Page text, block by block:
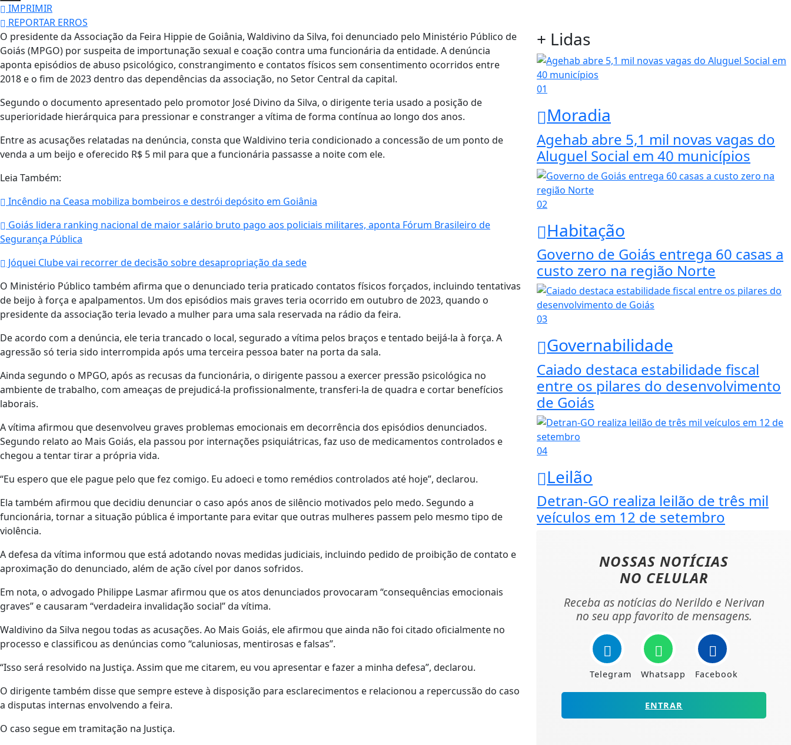
IMPRIMIR
REPORTAR ERROS
O presidente da Associação da Feira Hippie de Goiânia, Waldivino da Silva, foi denunciado pelo Ministério Público de
Goiás (MPGO) por suspeita de importunação sexual e coação contra uma funcionária da entidade. A denúncia
aponta episódios de abuso psicológico, constrangimento e contatos físicos sem consentimento ocorridos entre
2018 e o fim de 2023 dentro das dependências da associação, no Setor Central da capital.
Segundo o documento apresentado pelo promotor José Divino da Silva, o dirigente teria usado a posição de
superioridade hierárquica para pressionar e constranger a vítima de forma contínua ao longo dos anos.
Entre as acusações relatadas na denúncia, consta que Waldivino teria condicionado a concessão de um ponto de
venda a um beijo e oferecido R$ 5 mil para que a funcionária passasse a noite com ele.
Leia Também:
Incêndio na Ceasa mobiliza bombeiros e destrói depósito em Goiânia
Goiás lidera ranking nacional de maior salário bruto pago aos policiais militares, aponta Fórum Brasileiro de
Segurança Pública
Jóquei Clube vai recorrer de decisão sobre desapropriação da sede
O Ministério Público também afirma que o denunciado teria praticado contatos físicos forçados, incluindo tentativas
de beijo à força e apalpamentos. Um dos episódios mais graves teria ocorrido em outubro de 2023, quando o
presidente da associação teria levado a mulher para uma sala reservada na rádio da feira.
De acordo com a denúncia, ele teria trancado o local, segurado a vítima pelos braços e tentado beijá-la à força. A
agressão só teria sido interrompida após uma terceira pessoa bater na porta da sala.
Ainda segundo o MPGO, após as recusas da funcionária, o dirigente passou a exercer pressão psicológica no
ambiente de trabalho, com ameaças de prejudicá-la profissionalmente, transferi-la de quadra e cortar benefícios
laborais.
A vítima afirmou que desenvolveu graves problemas emocionais em decorrência dos episódios denunciados.
Segundo relato ao Mais Goiás, ela passou por internações psiquiátricas, faz uso de medicamentos controlados e
chegou a tentar tirar a própria vida.
“Eu espero que ele pague pelo que fez comigo. Eu adoeci e tomo remédios controlados até hoje”, declarou.
Ela também afirmou que decidiu denunciar o caso após anos de silêncio motivados pelo medo. Segundo a
funcionária, tornar a situação pública é importante para evitar que outras mulheres passem pelo mesmo tipo de
violência.
A defesa da vítima informou que está adotando novas medidas judiciais, incluindo pedido de proibição de contato e
aproximação do denunciado, além de ação cível por danos sofridos.
Em nota, o advogado Philippe Lasmar afirmou que os atos denunciados provocaram “consequências emocionais
graves” e causaram “verdadeira invalidação social” da vítima.
Waldivino da Silva negou todas as acusações. Ao Mais Goiás, ele afirmou que ainda não foi citado oficialmente no
processo e classificou as denúncias como “caluniosas, mentirosas e falsas”.
“Isso será resolvido na Justiça. Assim que me citarem, eu vou apresentar e fazer a minha defesa”, declarou.
O dirigente também disse que sempre esteve à disposição para esclarecimentos e relacionou a repercussão do caso
a disputas internas envolvendo a feira.
O caso segue em tramitação na Justiça.
+ Lidas
01
Moradia
Agehab abre 5,1 mil novas vagas do
Aluguel Social em 40 municípios
02
Habitação
Governo de Goiás entrega 60 casas a
custo zero na região Norte
03
Governabilidade
Caiado destaca estabilidade fiscal
entre os pilares do desenvolvimento
de Goiás
04
Leilão
Detran-GO realiza leilão de três mil
veículos em 12 de setembro
NOSSAS NOTÍCIAS
NO CELULAR
Receba as notícias do Nerildo e Nerivan
no seu app favorito de mensagens.
Telegram Whatsapp Facebook
ENTRAR